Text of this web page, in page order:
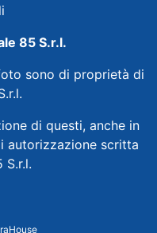
85 S.r.l.
sono di proprietà di
di questi, anche in
autorizzazione scritta
S.r.l.